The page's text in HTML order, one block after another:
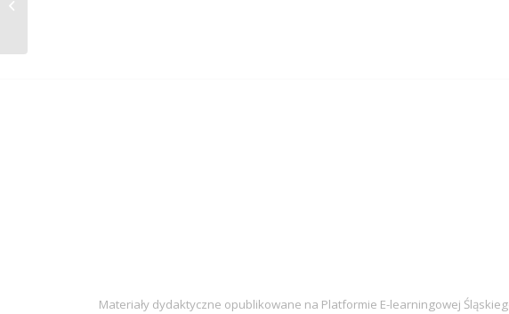
Materiały dydaktyczne opublikowane na Platformie E-learningowej